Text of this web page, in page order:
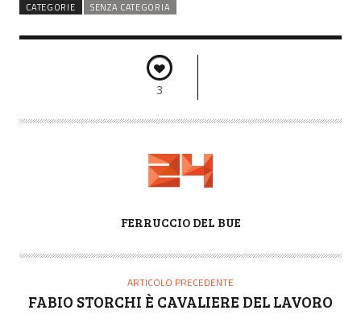
CATEGORIE SENZA CATEGORIA
3
T
FERRUCCIO DEL BUE
ARTICOLO PRECEDENTE
FABIO STORCHI È CAVALIERE DEL LAVORO